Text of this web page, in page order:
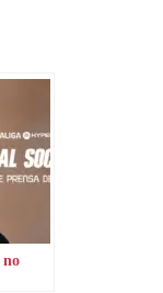
no